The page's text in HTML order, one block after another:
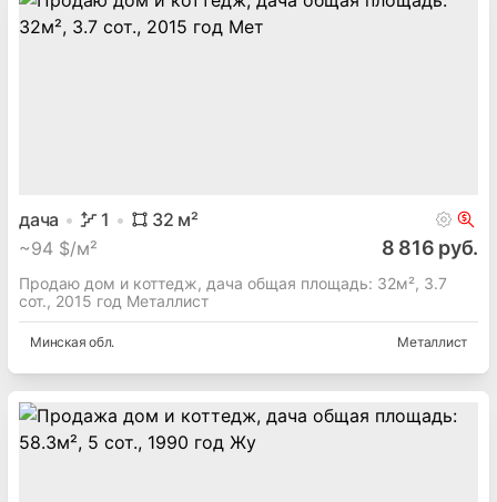
дача 1 32 м²
~94 $/м² 8 816 руб.
Продаю дом и коттедж, дача общая площадь: 32м², 3.7
сот., 2015 год Металлист
Минская обл. Металлист